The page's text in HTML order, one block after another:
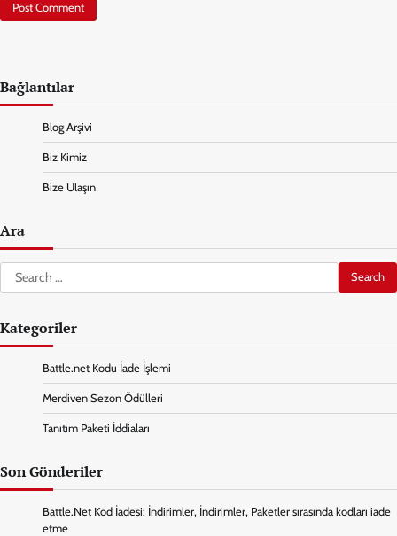
Bağlantılar
Blog Arşivi
Biz Kimiz
Bize Ulaşın
Ara
Search
for:
Kategoriler
Battle.net Kodu İade İşlemi
Merdiven Sezon Ödülleri
Tanıtım Paketi İddiaları
Son Gönderiler
Battle.Net Kod İadesi: İndirimler, İndirimler, Paketler sırasında kodları iade
etme